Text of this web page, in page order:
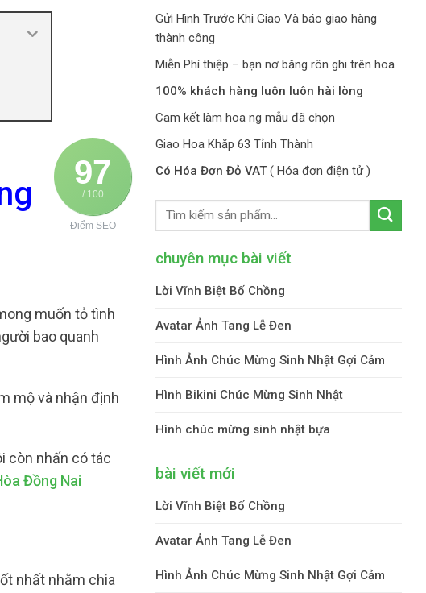
97
/ 100
Điểm SEO
muốn tỏ tình
bao quanh
mộ và nhận định
còn nhấn có tác
Đồng Nai
nhất nhằm chia
Gửi Hình Trước Khi Giao Và báo giao hàng
thành công
Miễn Phí thiệp – bạn nơ băng rôn ghi trên hoa
100% khách hàng luôn luôn hài lòng
Cam kết làm hoa ng mẫu đã chọn
Giao Hoa Khăp 63 Tỉnh Thành
Có Hóa Đơn Đỏ VAT ( Hóa đơn điện tử )
chuyên mục bài viết
Lời Vĩnh Biệt Bố Chồng
Avatar Ảnh Tang Lễ Đen
Hình Ảnh Chúc Mừng Sinh Nhật Gợi Cảm
Hình Bikini Chúc Mừng Sinh Nhật
Hình chúc mừng sinh nhật bựa
bài viết mới
Lời Vĩnh Biệt Bố Chồng
Avatar Ảnh Tang Lễ Đen
Hình Ảnh Chúc Mừng Sinh Nhật Gợi Cảm